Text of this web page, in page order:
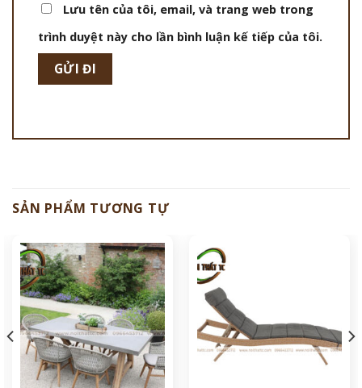
Lưu tên của tôi, email, và trang web trong
trình duyệt này cho lần bình luận kế tiếp của tôi.
SẢN PHẨM TƯƠNG TỰ